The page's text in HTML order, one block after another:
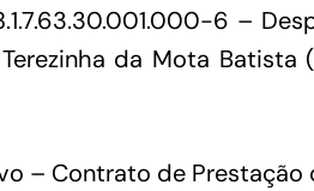
6 –
da Mota
– Contrato de